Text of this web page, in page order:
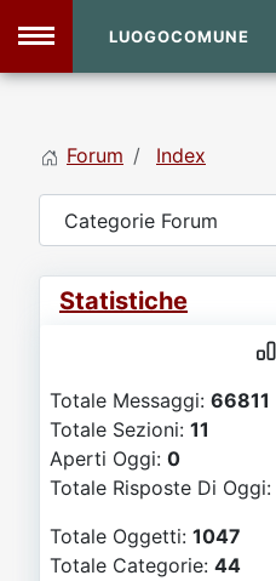
Vecchio Sito
Forum
LUOGOCOMUNE
Forum Index
Statistiche
Totale Messaggi: 66811
Totale Sezioni: 11
Aperti Oggi: 0
Totale Risposte Di Oggi:
Totale Oggetti: 1047
Totale Categorie: 44